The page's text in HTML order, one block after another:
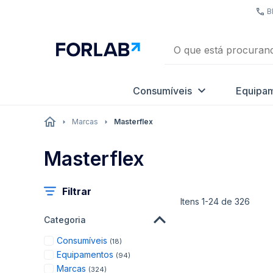
Consumíveis
Marcas Masterflex
Masterflex
Itens 1-24 de 326
Filtrar
Categoria
Consumíveis 18items
Equipamentos 94items
Marcas 324items